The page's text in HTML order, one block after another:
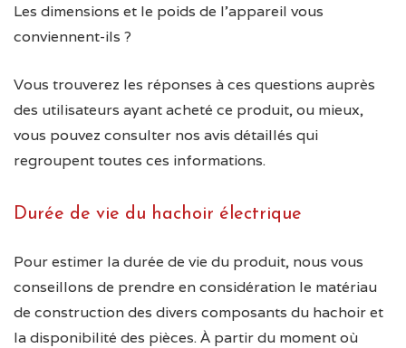
Les dimensions et le poids de l’appareil vous
conviennent-ils ?
Vous trouverez les réponses à ces questions auprès
des utilisateurs ayant acheté ce produit, ou mieux,
vous pouvez consulter nos avis détaillés qui
regroupent toutes ces informations.
Durée de vie du hachoir électrique
Pour estimer la durée de vie du produit, nous vous
conseillons de prendre en considération le matériau
de construction des divers composants du hachoir et
la disponibilité des pièces. À partir du moment où